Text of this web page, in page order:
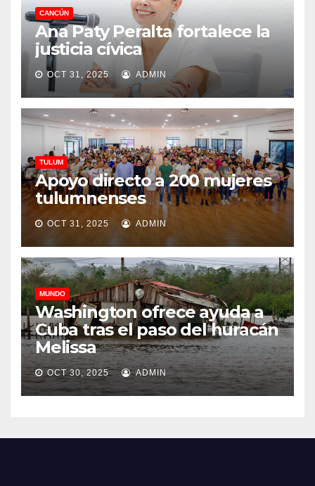
CANCÚN
Ana Paty Peralta fortalece la
justicia cívica
OCT 31, 2025 ADMIN
TULUM
Apoyo directo a 200 mujeres
tulumnenses
OCT 31, 2025 ADMIN
MUNDO
Washington ofrece ayuda a
Cuba tras el paso del huracán
Melissa
OCT 30, 2025 ADMIN